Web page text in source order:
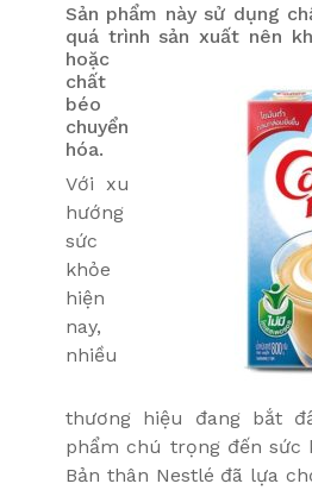
Sản phẩm này sử dụng
quá trình sản xuất nên
hoặc
chất
béo
chuyển
hóa.
Với xu
hướng
sức
khỏe
hiện
nay,
nhiều
thương hiệu đang bắt
phẩm chú trọng đến sức
Bản thân Nestlé đã lựa